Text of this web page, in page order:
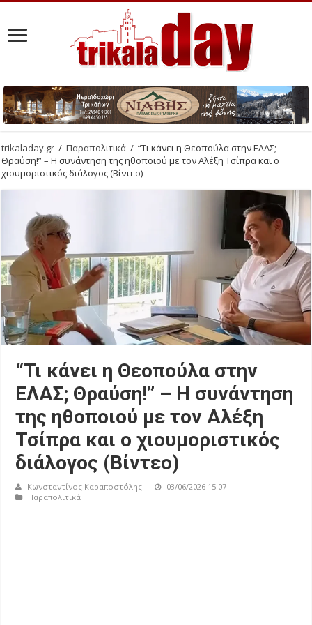
trikaladay.gr / Παραπολιτικά / “Τι κάνει η Θεοπούλα στην ΕΛΑΣ;
Θραύση!” – Η συνάντηση της ηθοποιού με τον Αλέξη Τσίπρα και ο
χιουμοριστικός διάλογος (Βίντεο)
“Τι κάνει η Θεοπούλα στην
ΕΛΑΣ; Θραύση!” – Η συνάντηση
της ηθοποιού με τον Αλέξη
Τσίπρα και ο χιουμοριστικός
διάλογος (Βίντεο)
Κωνσταντίνος Καραποστόλης
03/06/2026 15:07
Παραπολιτικά